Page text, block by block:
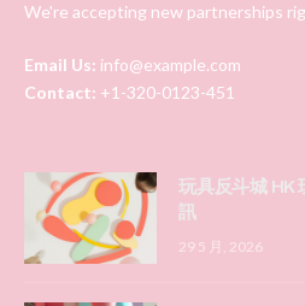
We're accepting new partnerships
Email Us: info@example.com
Contact: +1-320-0123-451
玩具反斗城 HK
訊
29 5 月, 2026